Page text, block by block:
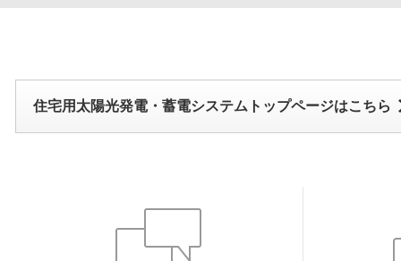
住宅用太陽光発電・蓄電システムトップページはこちら